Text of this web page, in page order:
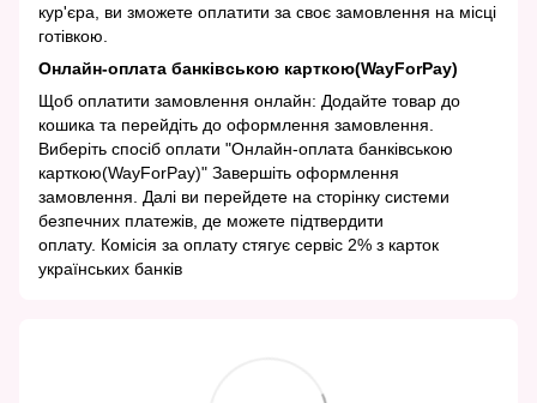
кур'єра, ви зможете оплатити за своє замовлення на місці
готівкою.
Онлайн-оплата банківською карткою(WayForPay)
Щоб оплатити замовлення онлайн: Додайте товар до
кошика та перейдіть до оформлення замовлення.
Виберіть спосіб оплати "Онлайн-оплата банківською
карткою(WayForPay)" Завершіть оформлення
замовлення. Далі ви перейдете на сторінку системи
безпечних платежів, де можете підтвердити
оплату. Комісія за оплату стягує сервіс 2% з карток
українських банків